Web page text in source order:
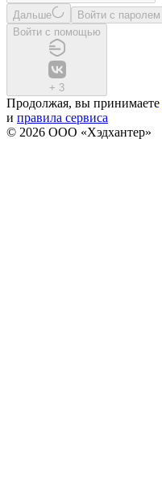
Дальше
Войти с паролем
Войти с помощью
+ 3
Продолжая, вы принимаете
и правила сервиса
© 2026 ООО «Хэдхантер»